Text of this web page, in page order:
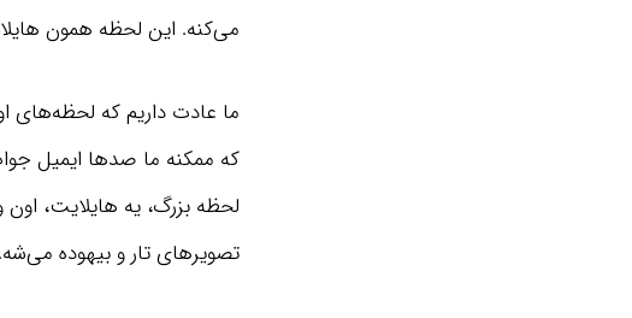
می‌کنه. این لحظه همون
ما عادت داریم که لحظه‌های
که ممکنه ما صدها ایمیل
لحظه بزرگ، یه هایلایت،
تصویرهای تار و بیهوده می‌شه.